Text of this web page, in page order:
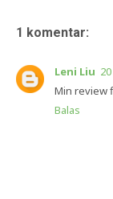
1 komentar:
Leni Liu
Min review
Balas